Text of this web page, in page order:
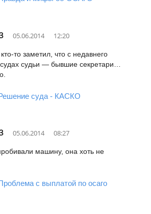
05.06.2014 12:20
то заметил, что с недавнего
судьи — бывшие секретари…
суда - КАСКО
05.06.2014 08:27
машину, она хоть не
с выплатой по осаго